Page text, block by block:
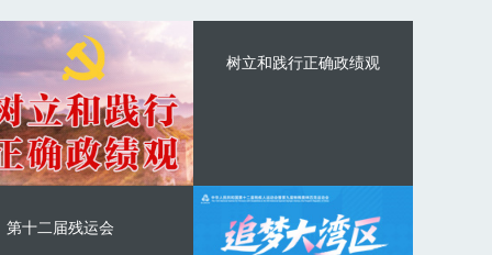
树立和践行正确政绩观
第十二届残运会